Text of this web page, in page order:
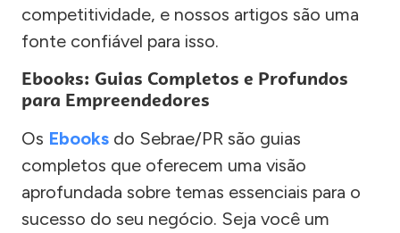
competitividade, e nossos artigos são uma
fonte confiável para isso.
Ebooks: Guias Completos e Profundos
para Empreendedores
Os Ebooks do Sebrae/PR são guias
completos que oferecem uma visão
aprofundada sobre temas essenciais para o
sucesso do seu negócio. Seja você um